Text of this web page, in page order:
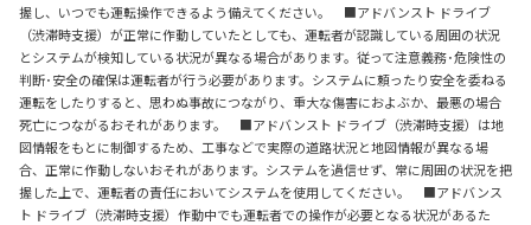
握し、いつでも運転操作できるよう備えてください。 ■アドバンスト ドライブ
（渋滞時支援）が正常に作動していたとしても、運転者が認識している周囲の状況
とシステムが検知している状況が異なる場合があります。従って注意義務･危険性の
判断･安全の確保は運転者が行う必要があります。システムに頼ったり安全を委ねる
運転をしたりすると、思わぬ事故につながり、重大な傷害におよぶか、最悪の場合
死亡につながるおそれがあります。 ■アドバンスト ドライブ（渋滞時支援）は地
図情報をもとに制御するため、工事などで実際の道路状況と地図情報が異なる場
合、正常に作動しないおそれがあります。システムを過信せず、常に周囲の状況を把
握した上で、運転者の責任においてシステムを使用してください。 ■アドバンス
ト ドライブ（渋滞時支援）作動中でも運転者での操作が必要となる状況があるた